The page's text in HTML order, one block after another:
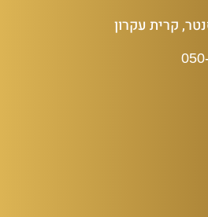
קרית עקרון